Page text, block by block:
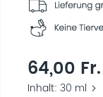
64,00 Fr.
Inhalt 30 ml